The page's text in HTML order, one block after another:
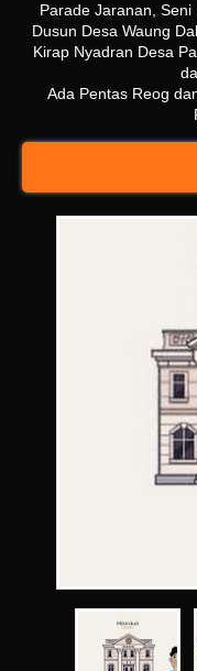
Parade Jaranan,
Dusun Desa Waung
Kirap Nyadran Desa
Ada Pentas Reog